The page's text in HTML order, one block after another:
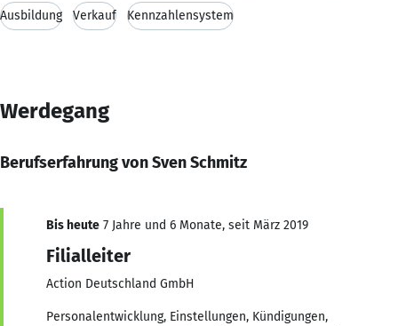
Ausbildung Verkauf Kennzahlensystem
Werdegang
Berufserfahrung von Sven Schmitz
Bis heute 7 Jahre und 6 Monate, seit März 2019
Filialleiter
Action Deutschland GmbH
Personalentwicklung, Einstellungen, Kündigungen,